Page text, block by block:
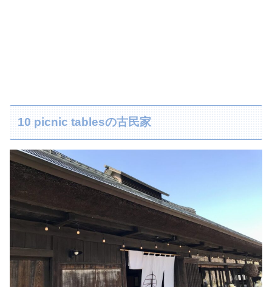
10 picnic tablesの古民家